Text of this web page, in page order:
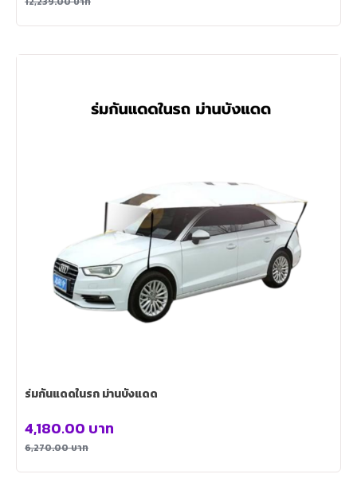
ร่มกันแดดในรถ ม่านบังแดด
6,270.00บาท
4,180.00 บาท